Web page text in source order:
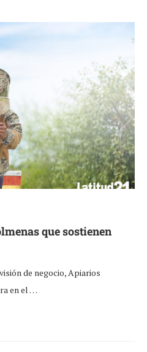
que sostienen
de negocio, Apiarios
en el …